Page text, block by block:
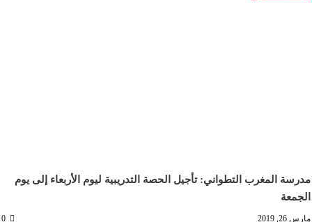
مدرسة المغرب التطواني: تأجيل الحصة التدريبية ليوم الأربعاء إلى يوم
الجمعة
مارس 26, 2019